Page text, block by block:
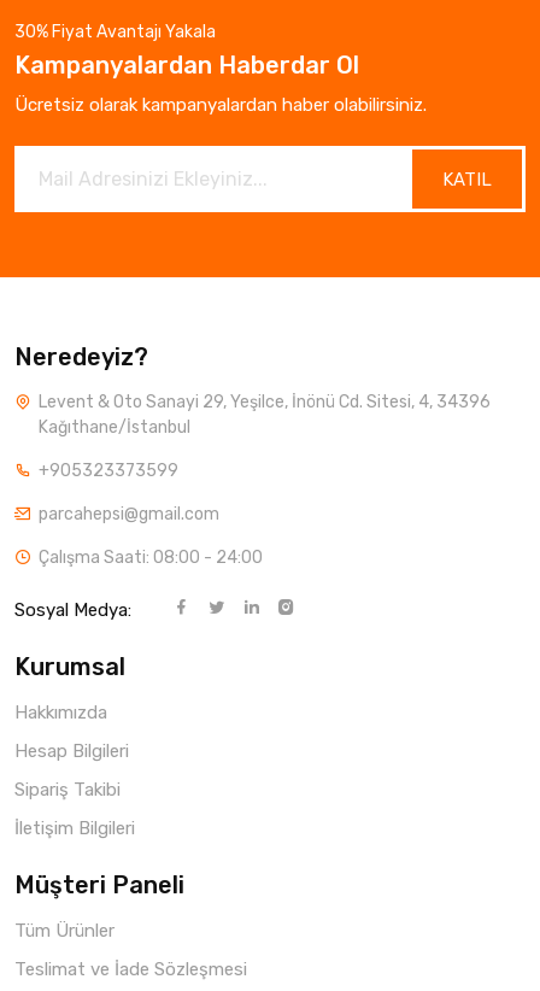
30% Fiyat Avantajı Yakala
Kampanyalardan Haberdar Ol
Ücretsiz olarak kampanyalardan haber olabilirsiniz.
KATIL
Neredeyiz?
Levent & Oto Sanayi 29, Yeşilce, İnönü Cd. Sitesi, 4, 34396
Kağıthane/İstanbul
+905323373599
parcahepsi@gmail.com
Çalışma Saati: 08:00 - 24:00
Sosyal Medya:
Kurumsal
Hakkımızda
Hesap Bilgileri
Sipariş Takibi
İletişim Bilgileri
Müşteri Paneli
Tüm Ürünler
Teslimat ve İade Sözleşmesi